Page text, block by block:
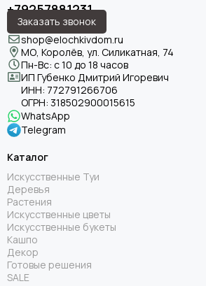
+79257881231
Заказать звонок
shop@elochkivdom.ru
МО, Королёв, ул. Силикатная, 74
Пн-Вс: с 10 до 18 часов
ИП Губенко Дмитрий Игоревич
ИНН: 772791266706
ОГРН: 318502900015615
WhatsApp
Telegram
Каталог
Искусственные Туи
Деревья
Растения
Искусственные цветы
Искусственные букеты
Кашпо
Декор
Готовые решения
SALE